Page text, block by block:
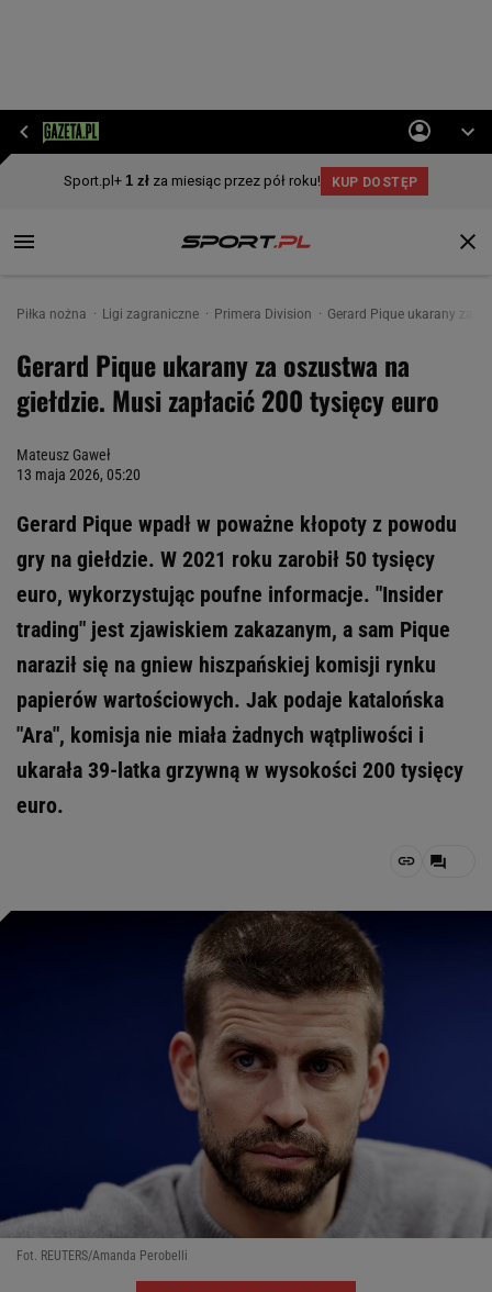
Piłka nożna Ligi zagraniczne Primera Division Gerard Pique ukarany za
Gerard Pique ukarany za oszustwa na
giełdzie. Musi zapłacić 200 tysięcy euro
Mateusz Gaweł
13 maja 2026, 05:20
Gerard Pique wpadł w poważne kłopoty z powodu
gry na giełdzie. W 2021 roku zarobił 50 tysięcy
euro, wykorzystując poufne informacje. "Insider
trading" jest zjawiskiem zakazanym, a sam Pique
naraził się na gniew hiszpańskiej komisji rynku
papierów wartościowych. Jak podaje katalońska
"Ara", komisja nie miała żadnych wątpliwości i
ukarała 39-latka grzywną w wysokości 200 tysięcy
euro.
Fot. REUTERS/Amanda Perobelli